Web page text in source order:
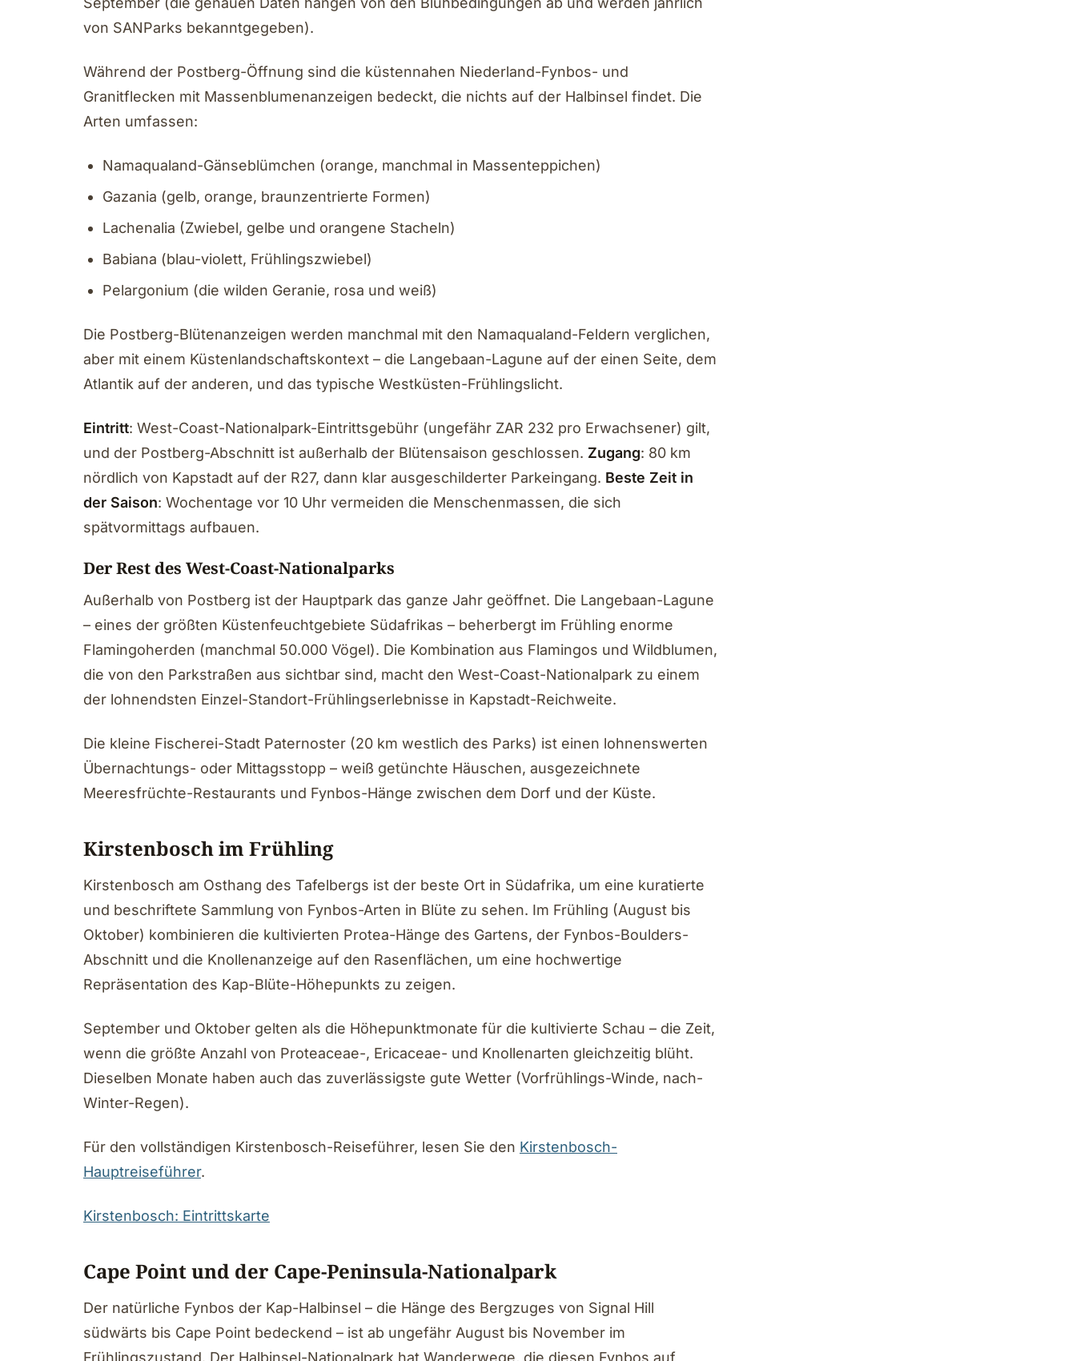
von SANParks bekanntgegeben).
Während der Postberg-Öffnung sind die küstennahen Niederland-Fynbos- und
Granitflecken mit Massenblumenanzeigen bedeckt, die nichts auf der Halbinsel findet. Die
Arten umfassen:
Namaqualand-Gänseblümchen (orange, manchmal in Massenteppichen)
Gazania (gelb, orange, braunzentrierte Formen)
Lachenalia (Zwiebel, gelbe und orangene Stacheln)
Babiana (blau-violett, Frühlingszwiebel)
Pelargonium (die wilden Geranie, rosa und weiß)
Die Postberg-Blütenanzeigen werden manchmal mit den Namaqualand-Feldern verglichen,
aber mit einem Küstenlandschaftskontext – die Langebaan-Lagune auf der einen Seite, dem
Atlantik auf der anderen, und das typische Westküsten-Frühlingslicht.
Eintritt: West-Coast-Nationalpark-Eintrittsgebühr (ungefähr ZAR 232 pro Erwachsener) gilt,
und der Postberg-Abschnitt ist außerhalb der Blütensaison geschlossen. Zugang: 80 km
nördlich von Kapstadt auf der R27, dann klar ausgeschilderter Parkeingang. Beste Zeit in
der Saison: Wochentage vor 10 Uhr vermeiden die Menschenmassen, die sich
spätvormittags aufbauen.
Der Rest des West-Coast-Nationalparks
Außerhalb von Postberg ist der Hauptpark das ganze Jahr geöffnet. Die Langebaan-Lagune
– eines der größten Küstenfeuchtgebiete Südafrikas – beherbergt im Frühling enorme
Flamingoherden (manchmal 50.000 Vögel). Die Kombination aus Flamingos und Wildblumen,
die von den Parkstraßen aus sichtbar sind, macht den West-Coast-Nationalpark zu einem
der lohnendsten Einzel-Standort-Frühlingserlebnisse in Kapstadt-Reichweite.
Die kleine Fischerei-Stadt Paternoster (20 km westlich des Parks) ist einen lohnenswerten
Übernachtungs- oder Mittagsstopp – weiß getünchte Häuschen, ausgezeichnete
Meeresfrüchte-Restaurants und Fynbos-Hänge zwischen dem Dorf und der Küste.
Kirstenbosch im Frühling
Kirstenbosch am Osthang des Tafelbergs ist der beste Ort in Südafrika, um eine kuratierte
und beschriftete Sammlung von Fynbos-Arten in Blüte zu sehen. Im Frühling (August bis
Oktober) kombinieren die kultivierten Protea-Hänge des Gartens, der Fynbos-Boulders-
Abschnitt und die Knollenanzeige auf den Rasenflächen, um eine hochwertige
Repräsentation des Kap-Blüte-Höhepunkts zu zeigen.
September und Oktober gelten als die Höhepunktmonate für die kultivierte Schau – die Zeit,
wenn die größte Anzahl von Proteaceae-, Ericaceae- und Knollenarten gleichzeitig blüht.
Dieselben Monate haben auch das zuverlässigste gute Wetter (Vorfrühlings-Winde, nach-
Winter-Regen).
Für den vollständigen Kirstenbosch-Reiseführer, lesen Sie den Kirstenbosch-
Hauptreiseführer.
Kirstenbosch: Eintrittskarte
Cape Point und der Cape-Peninsula-Nationalpark
Der natürliche Fynbos der Kap-Halbinsel – die Hänge des Bergzuges von Signal Hill
südwärts bis Cape Point bedeckend – ist ab ungefähr August bis November im
Frühlingszustand. Der Halbinsel-Nationalpark hat Wanderwege, die diesen Fynbos auf